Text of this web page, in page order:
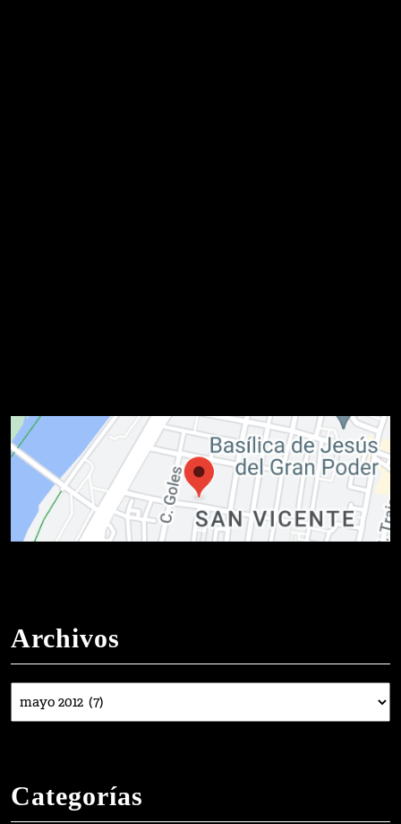
Archivos
Categorías